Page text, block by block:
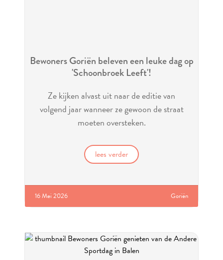
Bewoners Goriën beleven een leuke dag op
'Schoonbroek Leeft'!
Ze kijken alvast uit naar de editie van
volgend jaar wanneer ze gewoon de straat
moeten oversteken.
lees verder
16 Mei 2026 Goriën